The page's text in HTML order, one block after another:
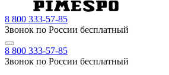
8 800 333-57-85
Звонок по России бесплатный
8 800 333-57-85
Звонок по России бесплатный